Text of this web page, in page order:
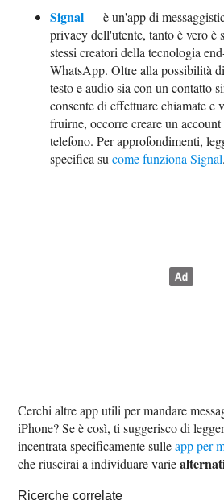
Signal— è un'app di
privacy dell'utente, tanto è vero è
stessi creatori della tecnologia
WhatsApp. Oltre alla possibilità
testo e audio sia con un contatto
consente di effettuare chiamate e
fruirne, occorre creare un
telefono. Per approfondimenti,
specifica sucome funziona Signal.
Cerchi altre app utili per mandare
iPhone? Se è così, ti suggerisco di
incentrata specificamente sulleapp per
che riuscirai a individuare varie